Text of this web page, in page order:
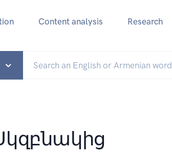
Content analysis Research